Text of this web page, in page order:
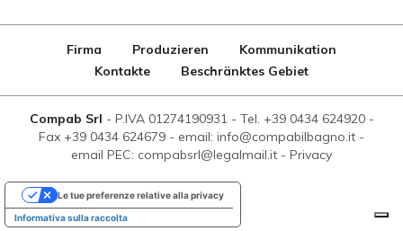
Firma Produzieren
Kommunikation
Kontakte
Beschränktes Gebiet
Compab Srl - P.IVA 01274190931- Tel. +39 0434 624920-
Fax +39 0434 624679 - email: info@compabilbagno.it -
email PEC: compabsrl@legalmail.it - Privacy
Informativa sulla raccolta
Le tue preferenze relative alla privacy